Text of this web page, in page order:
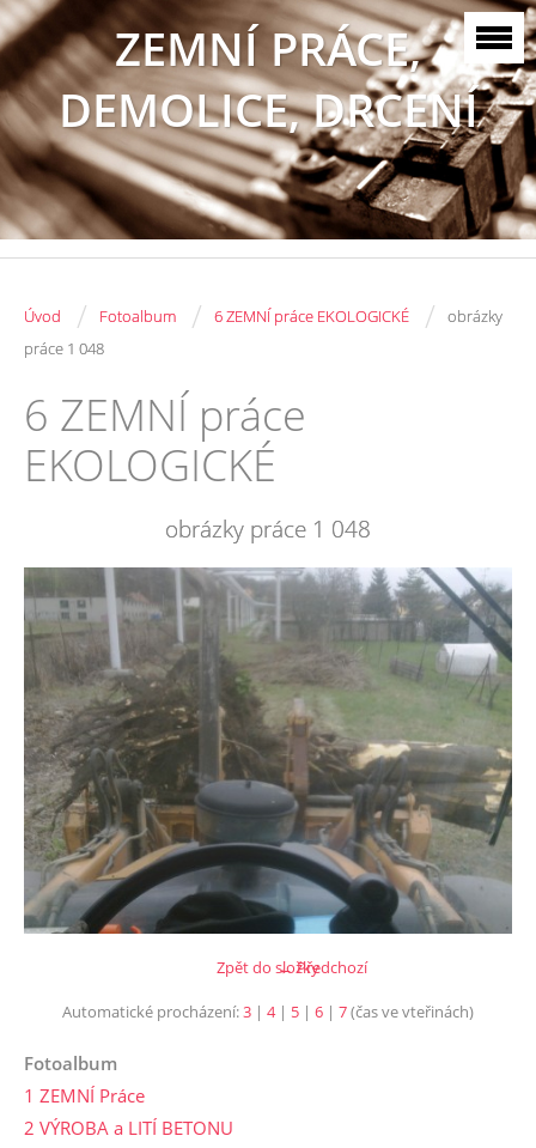
ZEMNÍ PRÁCE,
DEMOLICE, DRCENÍ
Úvod / Fotoalbum / 6 ZEMNÍ práce EKOLOGICKÉ /
obrázky
práce 1 048
6 ZEMNÍ práce
EKOLOGICKÉ
obrázky práce 1 048
← Předchozí
Zpět do složky
Automatické procházení:3 | 4| 5 | 6 | 7(čas ve vteřinách)
Fotoalbum
1 ZEMNÍ Práce
2 VÝROBA a LITÍ BETONU